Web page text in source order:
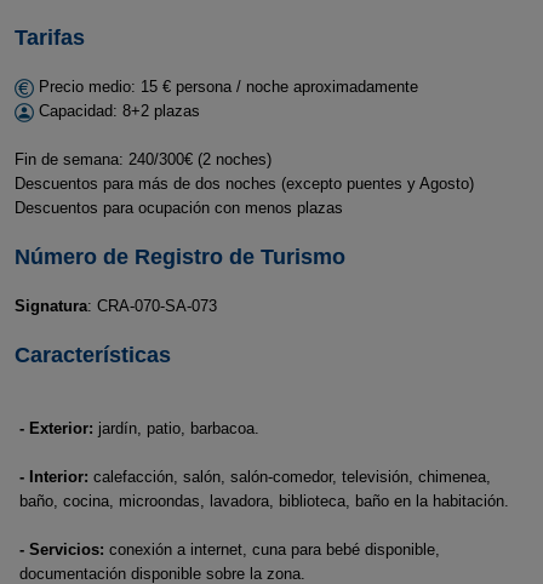
Tarifas
Precio medio: 15 € persona / noche aproximadamente
Capacidad: 8+2 plazas
Fin de semana: 240/300€ (2 noches)
Descuentos para más de dos noches (excepto puentes y Agosto)
Descuentos para ocupación con menos plazas
Número de Registro de Turismo
Signatura: CRA-070-SA-073
Características
- Exterior: jardín, patio, barbacoa.
- Interior: calefacción, salón, salón-comedor, televisión, chimenea,
baño, cocina, microondas, lavadora, biblioteca, baño en la habitación.
- Servicios: conexión a internet, cuna para bebé disponible,
documentación disponible sobre la zona.